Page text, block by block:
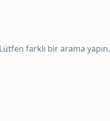
farklı bir arama yapın.